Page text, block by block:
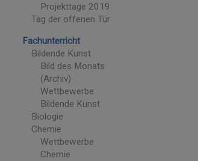
Projekttage 2019
Tag der offenen Tür
Fachunterricht
Bildende Kunst
Bild des Monats
(Archiv)
Wettbewerbe
Bildende Kunst
Biologie
Chemie
Wettbewerbe
Chemie